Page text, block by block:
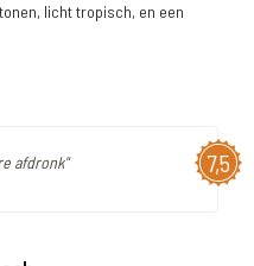
licht tropisch, en een
7,5
afdronk"